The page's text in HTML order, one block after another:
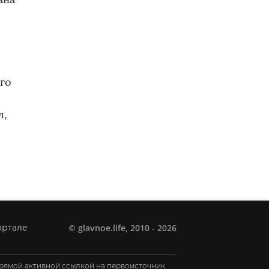
© glavnoe.life , 2010 - 2026
активной ссылкой на первоисточник.